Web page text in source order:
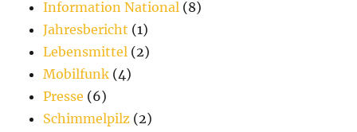
Information National (8)
Jahresbericht (1)
Lebensmittel (2)
Mobilfunk (4)
Presse (6)
Schimmelpilz (2)